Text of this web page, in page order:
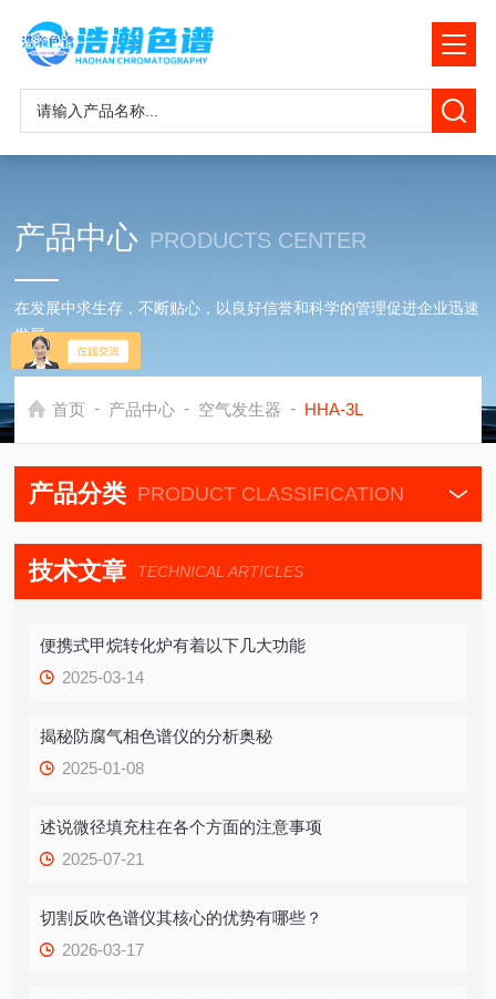
产品中心 PRODUCTS CENTER
在发展中求生存，不断贴心，以良好信誉和科学的管理促进企业迅速
发展
首页 - 产品中心 - 空气发生器 - HHA-3L
产品分类 PRODUCT CLASSIFICATION
技术文章 TECHNICAL ARTICLES
便携式甲烷转化炉有着以下几大功能
2025-03-14
揭秘防腐气相色谱仪的分析奥秘
2025-01-08
述说微径填充柱在各个方面的注意事项
2025-07-21
切割反吹色谱仪其核心的优势有哪些？
2026-03-17